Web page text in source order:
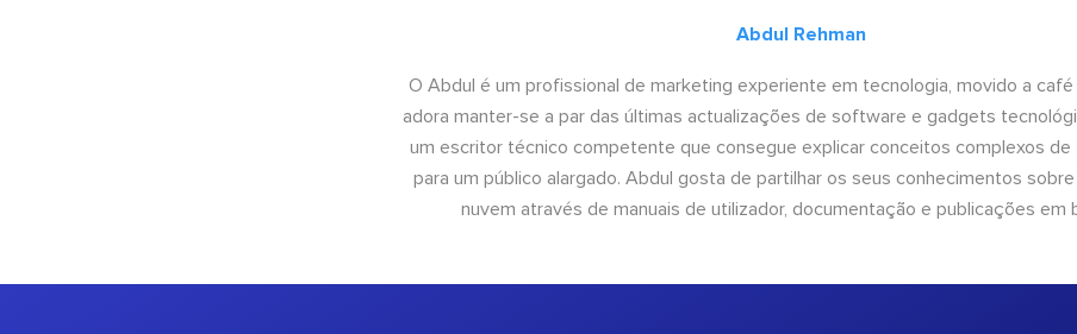
Abdul Rehman
O Abdul é um profissional de marketing experiente em tecnologia, movido a café
adora manter-se a par das últimas actualizações de software e gadgets
um escritor técnico competente que consegue explicar conceitos complexos de
para um público alargado. Abdul gosta de partilhar os seus conhecimentos sobre
nuvem através de manuais de utilizador, documentação e publicações em